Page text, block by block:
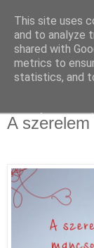
A
This site uses
and to analyze
shared with
metrics to
statistics, and